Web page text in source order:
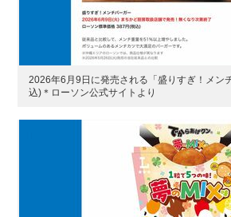
2026年6月9日に発売される「盛りすぎ！メン
込)＊ローソン公式サイトより